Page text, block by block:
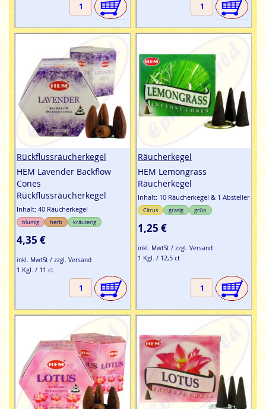
Rückflussräucherkegel
HEM Lavender Backflow
Cones
Rückflussräucherkegel
Inhalt: 40 Räucherkegel
blumig herb kräuterig
4,35 €
inkl. MwtSt / zzgl. Versand
1 Kgl. / 11 ct
Räucherkegel
HEM Lemongrass
Räucherkegel
Inhalt: 10 Räucherkegel & 1 Absteller
Citrus grasig grün
1,25 €
inkl. MwtSt / zzgl. Versand
1 Kgl. / 12,5 ct